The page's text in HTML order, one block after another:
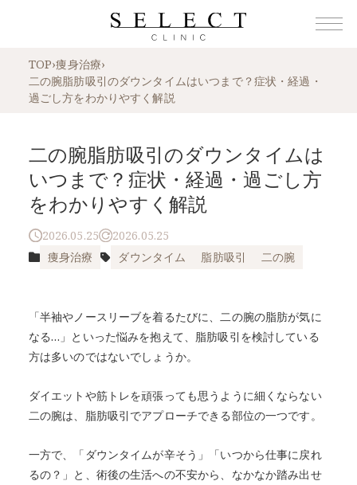
TOP›痩身治療›
二の腕脂肪吸引のダウンタイムはいつまで？症状・経過・
過ごし方をわかりやすく解説
二の腕脂肪吸引のダウンタイムは
いつまで？症状・経過・過ごし方
をわかりやすく解説
2026.05.25
2026.05.25
痩身治療
ダウンタイム 脂肪吸引 二の腕
「半袖やノースリーブを着るたびに、二の腕の脂肪が気に
なる…」といった悩みを抱えて、脂肪吸引を検討している
方は多いのではないでしょうか。
ダイエットや筋トレを頑張っても思うように細くならない
二の腕は、脂肪吸引でアプローチできる部位の一つです。
一方で、「ダウンタイムが辛そう」「いつから仕事に戻れ
るの？」と、術後の生活への不安から、なかなか踏み出せ